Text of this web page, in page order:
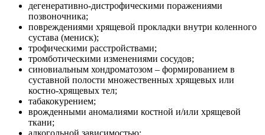
дегенеративно-дистрофическими поражениями
позвоночника;
повреждениями хрящевой прокладки внутри коленного
сустава (мениск);
трофическими расстройствами;
тромботическими изменениями сосудов;
синовиальным хондроматозом – формированием в
суставной полости множественных хрящевых или
костно-хрящевых тел;
табакокурением;
врожденными аномалиями костной и/или хрящевой
ткани;